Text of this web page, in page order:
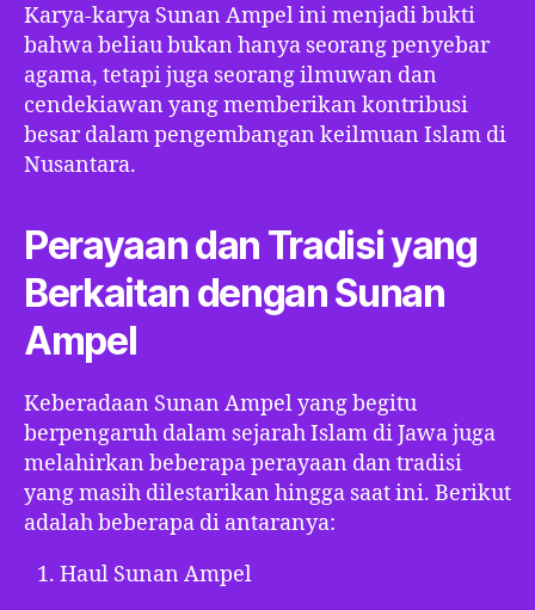
Karya-karya Sunan Ampel ini menjadi bukti
bahwa beliau bukan hanya seorang penyebar
agama, tetapi juga seorang ilmuwan dan
cendekiawan yang memberikan kontribusi
besar dalam pengembangan keilmuan Islam di
Nusantara.
Perayaan dan Tradisi yang
Berkaitan dengan Sunan
Ampel
Keberadaan Sunan Ampel yang begitu
berpengaruh dalam sejarah Islam di Jawa juga
melahirkan beberapa perayaan dan tradisi
yang masih dilestarikan hingga saat ini. Berikut
adalah beberapa di antaranya:
Haul Sunan Ampel